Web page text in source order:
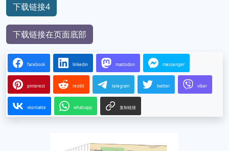
下载链接4
下载链接在页面底部
facebook linkedin mastodon messenger
pinterest reddit telegram twitter viber
vkontakte whatsapp 复制链接